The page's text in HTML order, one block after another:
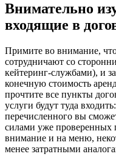
Внимательно
входящие в
Примите во внимание,
сотрудничают со
кейтеринг-службами), и
конечную стоимость
прочтите все пункты
услуги будут туда
перечисленного вы
силами уже проверенных
внимание и на меню,
менее затратными